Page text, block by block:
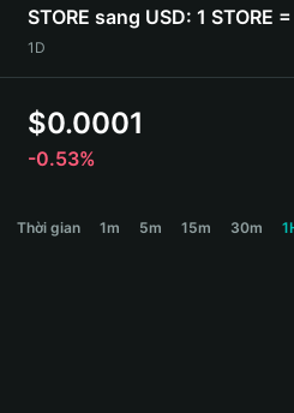
Bahasa Indonesia
ภาษาไทย
हिन्दी
Español
Português (Brasil)
STORE sang USD: 1 STORE
1D
$0.0001
-0.53%
Thời gian 1m 5m 15m 30m